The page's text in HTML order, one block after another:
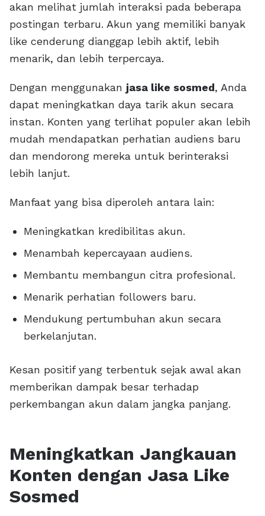
akan melihat jumlah interaksi pada beberapa
postingan terbaru. Akun yang memiliki banyak
like cenderung dianggap lebih aktif, lebih
menarik, dan lebih terpercaya.
Dengan menggunakan jasa like sosmed, Anda
dapat meningkatkan daya tarik akun secara
instan. Konten yang terlihat populer akan lebih
mudah mendapatkan perhatian audiens baru
dan mendorong mereka untuk berinteraksi
lebih lanjut.
Manfaat yang bisa diperoleh antara lain:
Meningkatkan kredibilitas akun.
Menambah kepercayaan audiens.
Membantu membangun citra profesional.
Menarik perhatian followers baru.
Mendukung pertumbuhan akun secara
berkelanjutan.
Kesan positif yang terbentuk sejak awal akan
memberikan dampak besar terhadap
perkembangan akun dalam jangka panjang.
Meningkatkan Jangkauan
Konten dengan Jasa Like
Sosmed